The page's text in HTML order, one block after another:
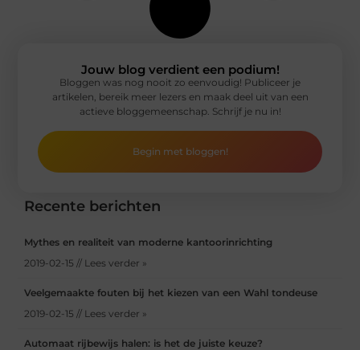
Recente berichten
Mythes en realiteit van moderne kantoorinrichting
2019-02-15 // Lees verder »
Veelgemaakte fouten bij het kiezen van een Wahl tondeuse
2019-02-15 // Lees verder »
Automaat rijbewijs halen: is het de juiste keuze?
Jouw blog verdient een podium!
Bloggen was nog nooit zo eenvoudig! Publiceer je
artikelen, bereik meer lezers en maak deel uit van een
actieve bloggemeenschap. Schrijf je nu in!
Begin met bloggen!